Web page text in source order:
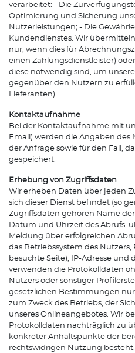
verarbeitet: - Die
Optimierung und Sicherung
Nutzerleistungen; - Die
Kundendienstes. Wir
nur, wenn dies für
einen Zahlungsdienstleister)
diese notwendig sind, um
gegenüber den Nutzern zu
Lieferanten).
Kontaktaufnahme
Bei der Kontaktaufnahme mit
Email) werden die Angaben des
der Anfrage sowie für den Fall,
gespeichert.
Erhebung von Zugriffsdaten
Wir erheben Daten über jeden
sich dieser Dienst befindet (so
Zugriffsdaten gehören Name
Datum und Uhrzeit des Abrufs,
Meldung über erfolgreichen
das Betriebssystem des Nutzers,
besuchte Seite), IP-Adresse und
verwenden die Protokolldaten
Nutzers oder sonstiger
gesetzlichen Bestimmungen
zum Zweck des Betriebs, der
unseres Onlineangebotes. Wir
Protokolldaten nachträglich zu
konkreter Anhaltspunkte der
rechtswidrigen Nutzung besteht.